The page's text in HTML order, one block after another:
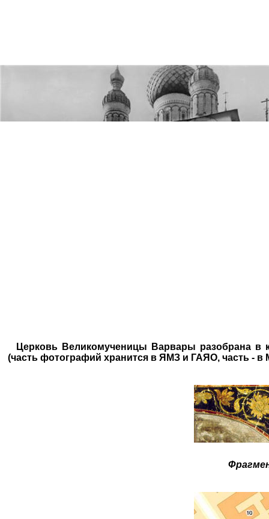
Церковь Великомученицы Варвары разобрана в
(часть фотографий хранится в ЯМЗ и ГАЯО, часть -